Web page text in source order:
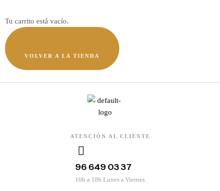
Tu carrito está vacío.
VOLVER A LA TIENDA
ATENCIÓN AL CLIENTE
96 649 03 37
10h a 18h Lunes a Viernes